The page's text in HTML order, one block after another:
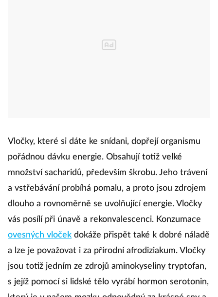
Vločky, které si dáte ke snídani, dopřejí organismu
pořádnou dávku energie. Obsahují totiž velké
množství sacharidů, především škrobu. Jeho trávení
a vstřebávání probíhá pomalu, a proto jsou zdrojem
dlouho a rovnoměrně se uvolňující energie. Vločky
vás posílí při únavě a rekonvalescenci. Konzumace
ovesných vloček dokáže přispět také k dobré náladě
a lze je považovat i za přírodní afrodiziakum. Vločky
jsou totiž jedním ze zdrojů aminokyseliny tryptofan,
s jejíž pomocí si lidské tělo vyrábí hormon serotonin,